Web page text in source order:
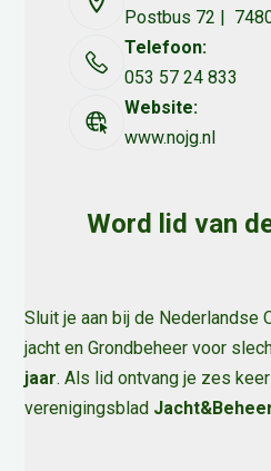
Postbus 72 |
Telefoon:
053 57 24 833
Website:
www.nojg.nl
Word lid van
Sluit je aan bij de Nederlandse
jacht en Grondbeheer voor
jaar. Als lid ontvang je zes
verenigingsblad